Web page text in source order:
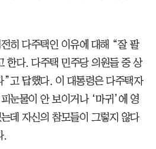
히 다주택인 이유에 대해 “잘 팔
한다. 다주택 민주당 의원들 중 상
”고 답했다. 이 대통령은 다주택자
눈물이 안 보이거나 ‘마귀’에 영
데 자신의 참모들이 그렇지 않다
.